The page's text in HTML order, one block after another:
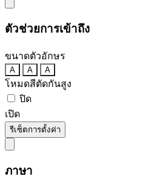
ตัวช่วยการเข้าถึง
ขนาดตัวอักษร
A A A
โหมดสีตัดกันสูง
ปิด
เปิด
รีเซ็ตการตั้งค่า
ภาษา